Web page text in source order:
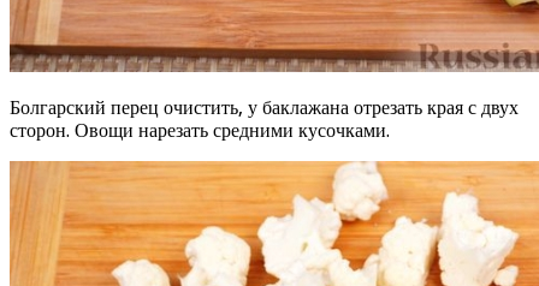
Болгарский перец очистить, у баклажана отрезать края с двух
сторон. Овощи нарезать средними кусочками.